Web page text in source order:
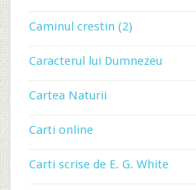
Caminul crestin (2)
Caracterul lui Dumnezeu
Cartea Naturii
Carti online
Carti scrise de E. G. White